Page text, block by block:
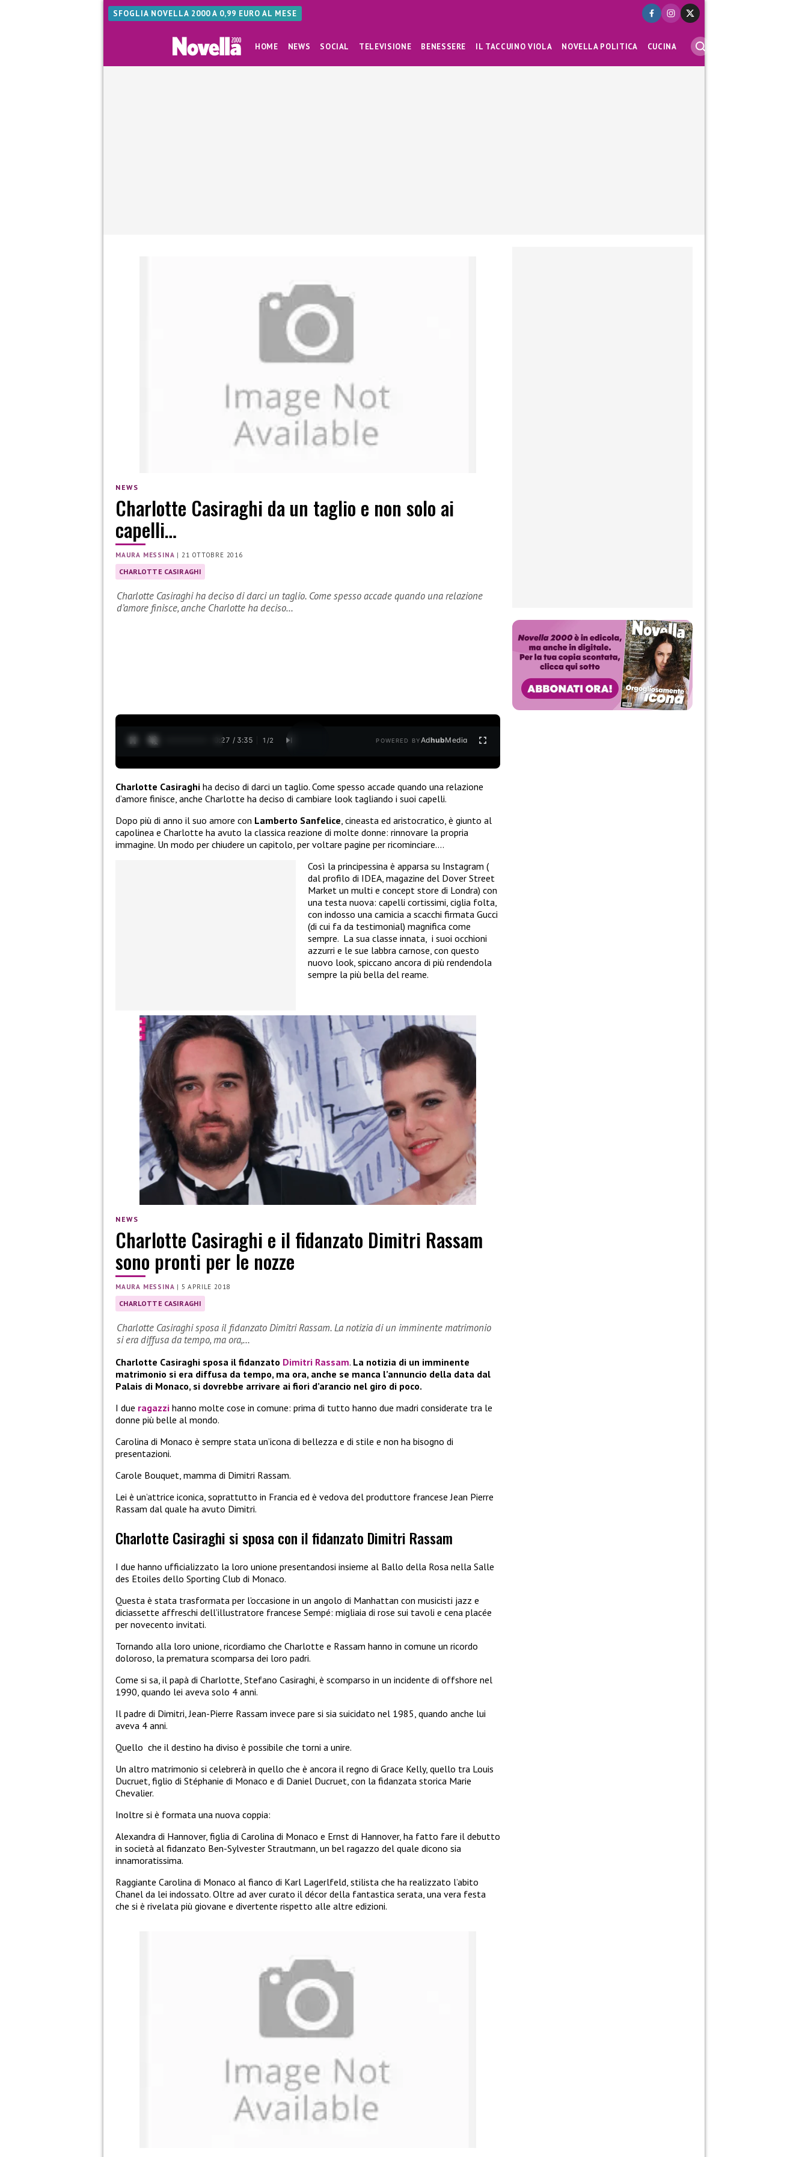
SFOGLIA NOVELLA 2000 A 0,99 EURO AL MESE
HOME NEWS SOCIAL TELEVISIONE BENESSERE IL TACCUINO VIOLA NOVELLA POLITICA CUCINA
NEWS
Charlotte Casiraghi da un taglio e non solo ai
capelli…
MAURA MESSINA | 21 OTTOBRE 2016
CHARLOTTE CASIRAGHI
Charlotte Casiraghi ha deciso di darci un taglio. Come spesso accade quando una relazione
d’amore finisce, anche Charlotte ha deciso…
0:28 / 3:35 1 /2 POWERED BYAdhubMedia
Charlotte Casiraghi ha deciso di darci un taglio. Come spesso accade quando una relazione
d’amore finisce, anche Charlotte ha deciso di cambiare look tagliando i suoi capelli.
Dopo più di anno il suo amore con Lamberto Sanfelice , cineasta ed aristocratico, è giunto al
capolinea e Charlotte ha avuto la classica reazione di molte donne: rinnovare la propria
immagine. Un modo per chiudere un capitolo, per voltare pagine per ricominciare….
Così la principessina è apparsa su Instagram (
dal profilo di IDEA, magazine del Dover Street
Market un multi e concept store di Londra) con
una testa nuova: capelli cortissimi, ciglia folta,
con indosso una camicia a scacchi firmata Gucci
(di cui fa da testimonial) magnifica come
sempre. La sua classe innata, i suoi occhioni
azzurri e le sue labbra carnose, con questo
nuovo look, spiccano ancora di più rendendola
sempre la più bella del reame.
NEWS
Charlotte Casiraghi e il fidanzato Dimitri Rassam
sono pronti per le nozze
MAURA MESSINA | 5 APRILE 2018
CHARLOTTE CASIRAGHI
Charlotte Casiraghi sposa il fidanzato Dimitri Rassam. La notizia di un imminente matrimonio
si era diffusa da tempo, ma ora,…
Charlotte Casiraghi sposa il fidanzato Dimitri Rassam. La notizia di un imminente
matrimonio si era diffusa da tempo, ma ora, anche se manca l’annuncio della data dal
Palais di Monaco, si dovrebbe arrivare ai fiori d’arancio nel giro di poco.
I due ragazzi hanno molte cose in comune: prima di tutto hanno due madri considerate tra le
donne più belle al mondo.
Carolina di Monaco è sempre stata un’icona di bellezza e di stile e non ha bisogno di
presentazioni.
Carole Bouquet, mamma di Dimitri Rassam.
Lei è un’attrice iconica, soprattutto in Francia ed è vedova del produttore francese Jean Pierre
Rassam dal quale ha avuto Dimitri.
Charlotte Casiraghi si sposa con il fidanzato Dimitri Rassam
I due hanno ufficializzato la loro unione presentandosi insieme al Ballo della Rosa nella Salle
des Etoiles dello Sporting Club di Monaco.
Questa è stata trasformata per l’occasione in un angolo di Manhattan con musicisti jazz e
diciassette affreschi dell’illustratore francese Sempé: migliaia di rose sui tavoli e cena placée
per novecento invitati.
Tornando alla loro unione, ricordiamo che Charlotte e Rassam hanno in comune un ricordo
doloroso, la prematura scomparsa dei loro padri.
Come si sa, il papà di Charlotte, Stefano Casiraghi, è scomparso in un incidente di offshore nel
1990, quando lei aveva solo 4 anni.
Il padre di Dimitri, Jean-Pierre Rassam invece pare si sia suicidato nel 1985, quando anche lui
aveva 4 anni.
Quello che il destino ha diviso è possibile che torni a unire.
Un altro matrimonio si celebrerà in quello che è ancora il regno di Grace Kelly, quello tra Louis
Ducruet, figlio di Stéphanie di Monaco e di Daniel Ducruet, con la fidanzata storica Marie
Chevalier.
Inoltre si è formata una nuova coppia:
Alexandra di Hannover, figlia di Carolina di Monaco e Ernst di Hannover, ha fatto fare il debutto
in società al fidanzato Ben-Sylvester Strautmann, un bel ragazzo del quale dicono sia
innamoratissima.
Raggiante Carolina di Monaco al fianco di Karl Lagerlfeld, stilista che ha realizzato l’abito
Chanel da lei indossato. Oltre ad aver curato il décor della fantastica serata, una vera festa
che si è rivelata più giovane e divertente rispetto alle altre edizioni.